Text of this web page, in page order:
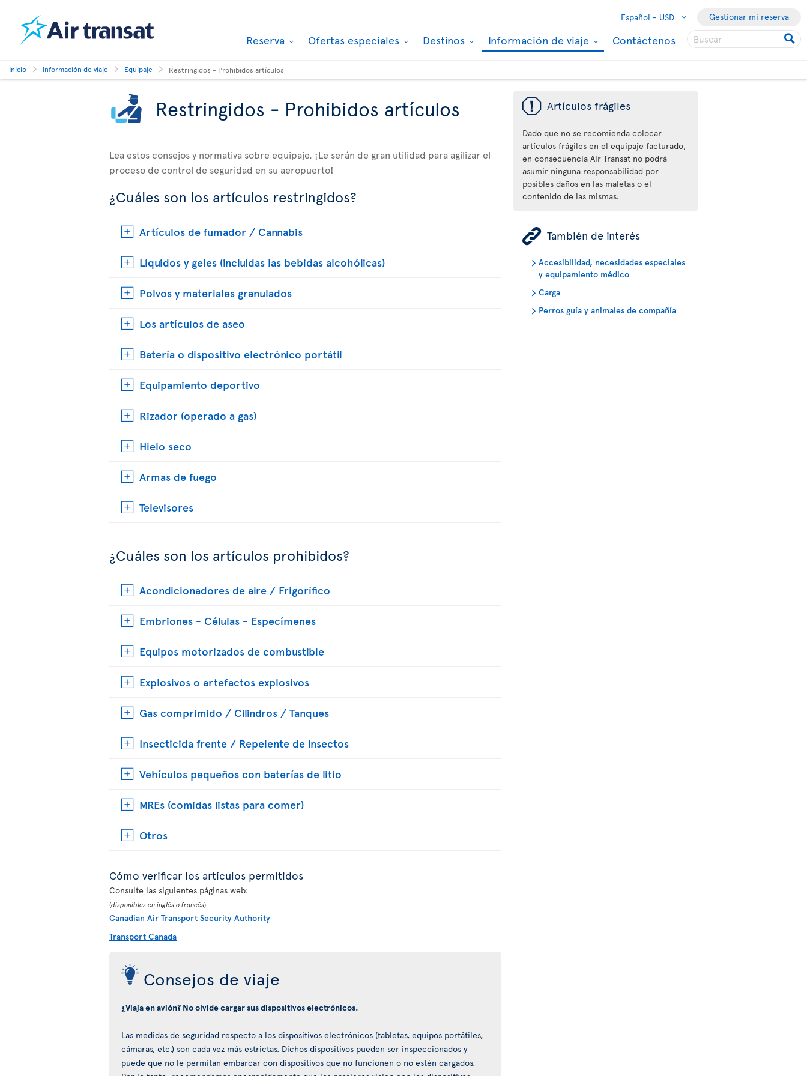
Español - USD Gestionar mi reserva
Reserva Ofertas especiales Destinos Información de viaje Contáctenos
Inicio Información de viaje Equipaje Restringidos - Prohibidos artículos
Restringidos - Prohibidos artículos
Lea estos consejos y normativa sobre equipaje. ¡Le serán de gran utilidad para agilizar el
proceso de control de seguridad en su aeropuerto!
¿Cuáles son los artículos restringidos?
Artículos de fumador / Cannabis
Líquidos y geles (incluidas las bebidas alcohólicas)
Polvos y materiales granulados
Los artículos de aseo
Batería o dispositivo electrónico portátil
Equipamiento deportivo
Rizador (operado a gas)
Hielo seco
Armas de fuego
Televisores
¿Cuáles son los artículos prohibidos?
Acondicionadores de aire / Frigorífico
Embriones - Células - Especímenes
Equipos motorizados de combustible
Explosivos o artefactos explosivos
Gas comprimido / Cilindros / Tanques
Insecticida frente / Repelente de insectos
Vehículos pequeños con baterías de litio
MREs (comidas listas para comer)
Otros
Cómo verificar los artículos permitidos
Consulte las siguientes páginas web:
(disponibles en inglés o francés)
Canadian Air Transport Security Authority
Transport Canada
Consejos de viaje
¿Viaja en avión? No olvide cargar sus dispositivos electrónicos.
Las medidas de seguridad respecto a los dispositivos electrónicos (tabletas, equipos portátiles,
cámaras, etc.) son cada vez más estrictas. Dichos dispositivos pueden ser inspeccionados y
puede que no le permitan embarcar con dispositivos que no funcionen o no estén cargados.
ü Artículos frágiles
Dado que no se recomienda colocar
artículos frágiles en el equipaje facturado,
en consecuencia Air Transat no podrá
asumir ninguna responsabilidad por
posibles daños en las maletas o el
contenido de las mismas.
ÿ También de interés
Accesibilidad, necesidades especiales
y equipamiento médico
Carga
Perros guía y animales de compañía